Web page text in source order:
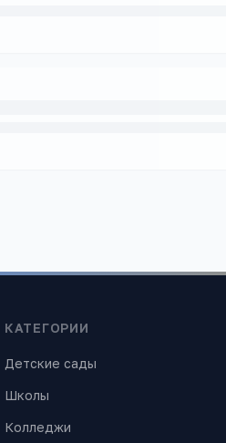
КАТЕГОРИИ
Детские сады
Школы
Колледжи